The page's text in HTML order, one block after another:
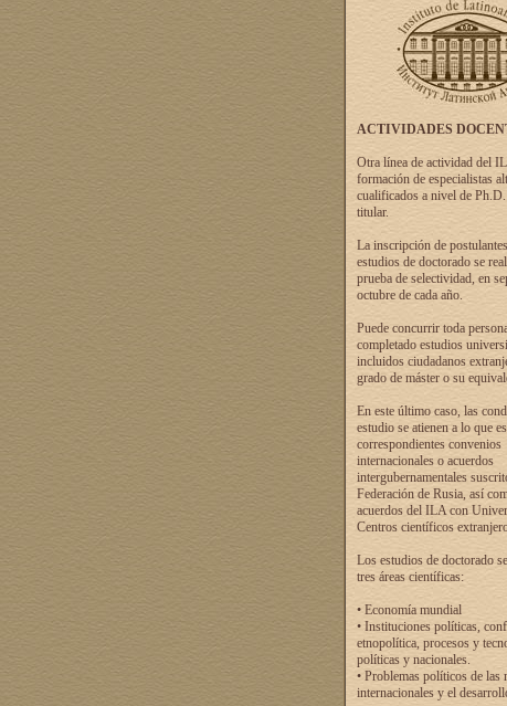
ACTIVIDADES
Otra línea de actividad del
formación de especialistas
cualificados a nivel de
titular.
La inscripción de
estudios de doctorado se
prueba de selectividad, en
octubre de cada año.
Puede concurrir toda
completado estudios
incluidos ciudadanos
grado de máster o su
En este último caso, las
estudio se atienen a lo que
correspondientes convenios
internacionales o acuerdos
intergubernamentales
Federación de Rusia, así
acuerdos del ILA con
Centros científicos
Los estudios de doctorado
tres áreas científicas:
• Economía mundial
• Instituciones políticas,
etnopolítica, procesos y
políticas y nacionales.
• Problemas políticos de las
internacionales y el